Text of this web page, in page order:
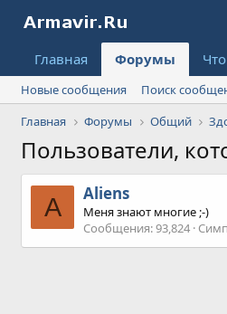
Главная Форумы
Новые сообщения
Поиск
Главная
Форумы Общий
Пользователи,
A Aliens
Меня знают многие ;-)
Сообщения 93,824